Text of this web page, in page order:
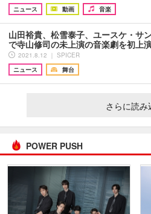
ニュース
動画 音楽
山田裕貴、松雪泰子、ユースケ・サ
で寺山修司の未上演の音楽劇を初
2021.8.12 ｜ SPICER
ニュース
舞台
さらに読み
POWER PUSH